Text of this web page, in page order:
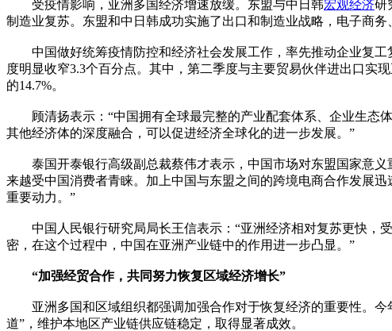
受疫情影响，亚洲多国经济增速放缓。东盟与中日韩宏观经济研
制造业复苏。东盟和中日韩成功实施了出口和制造业战略，电子商
中国做好统筹疫情防控和经济社会发展工作，率先推动企业复工
度明显收窄3.3个百分点。其中，第二季度与主要贸易伙伴进出口实
的14.7%。
顾清扬表示：“中国拥有全球最完整的产业配套体系、企业生态体
其他经济体的深度融合，可以促进经济全球化的进一步发展。”
泰国开泰银行高级副总裁蔡伟才表示，中国市场对东盟国家意义
来越受中国消费者青睐。加上中国与东盟之间的跨境电商合作发展
重要动力。”
中国人民银行研究局局长王信表示：“亚洲经济相对复苏更快，
密，在这个过程中，中国在亚洲产业链中的作用进一步凸显。”
“加强经贸合作，共同努力恢复区域经济增长”
亚洲多国和区域组织都强调加强合作对于恢复经济的重要性。今
道”，维护本地区产业链供应链稳定，取得显著成效。